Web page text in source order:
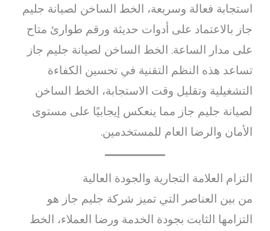
استجابة فعالة وسريعة، الخط الساخن لصيانة جليم
جاز بالاعتماد على أدوات حديثة ورقم طوارئ متاح
على مدار الساعة. الخط الساخن لصيانة جليم جاز
تساعد هذه النظم التقنية في تحسين الكفاءة
التشغيلية وتقليل وقت الاستجابة، الخط الساخن
لصيانة جليم جاز مما ينعكس إيجابيًا على مستوى
الأمان والرضا العام للمستخدمين.
التزام العلامة التجارية والجودة العالية
من بين العناصر التي تميز شركة جليم جاز هو
التزامها الثابت بجودة الخدمة ورضا العملاء، الخط